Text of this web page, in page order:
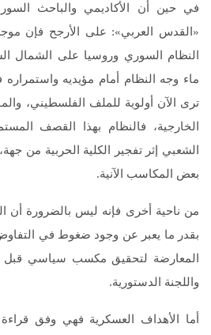
في حين أن الأكاديمي والباحث
«القدس العربي»: على الأرجح فإن
النظام السوري وروسيا على الشمال
ماء وجه النظام أمام مؤيديه
ترى الآن أولوية للملف الفلسطيني،
الخارجية، فالنظام بهذا القصف
الشعبي إثر تفجير الكلية الحربية من
بعض المكاسب الآنية.
من ناحية أخرى فإنه ليس بالضرورة
بقدر ما يعبر عن وجود ضغوط في
المعارضة لتحقيق مكسب سياسي قبل
واللجنة الدستورية.
أما الأهداف العسكرية فهي وفق قراءة